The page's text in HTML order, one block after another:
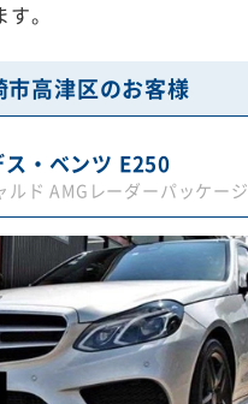
。
市高津区のお客様
ス・ベンツ E250
ルド AMGレーダーパッケージ